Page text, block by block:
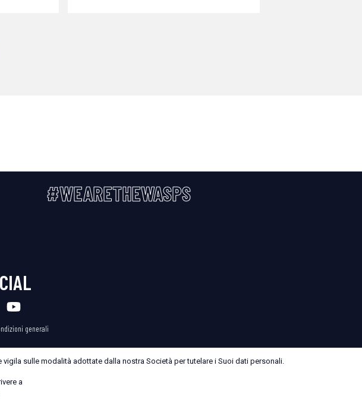
#WEARETHEWASPS
generali
sulle modalità adottate dalla nostra Società per tutelare i Suoi dati personali.
a